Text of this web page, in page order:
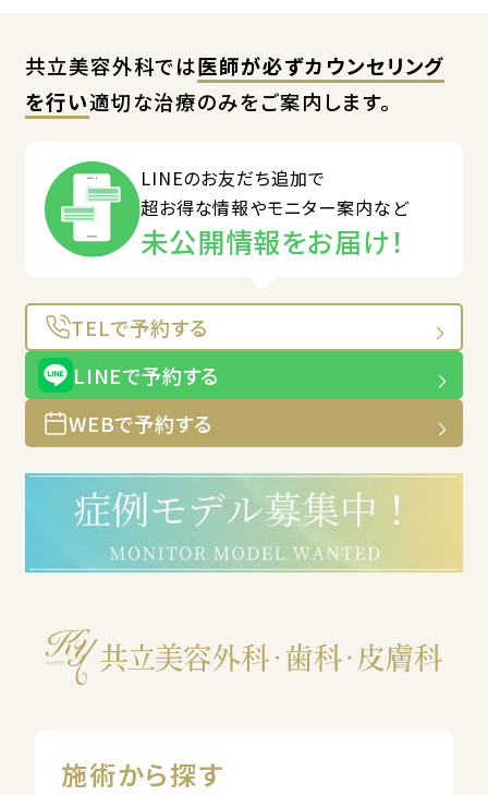
共立美容外科では医師が必ずカウンセリング
を行い適切な治療のみをご案内します。
LINEのお友だち追加で
超お得な情報やモニター案内など
未公開情報をお届け！
TELで予約する
LINEで予約する
WEBで予約する
施術から探す